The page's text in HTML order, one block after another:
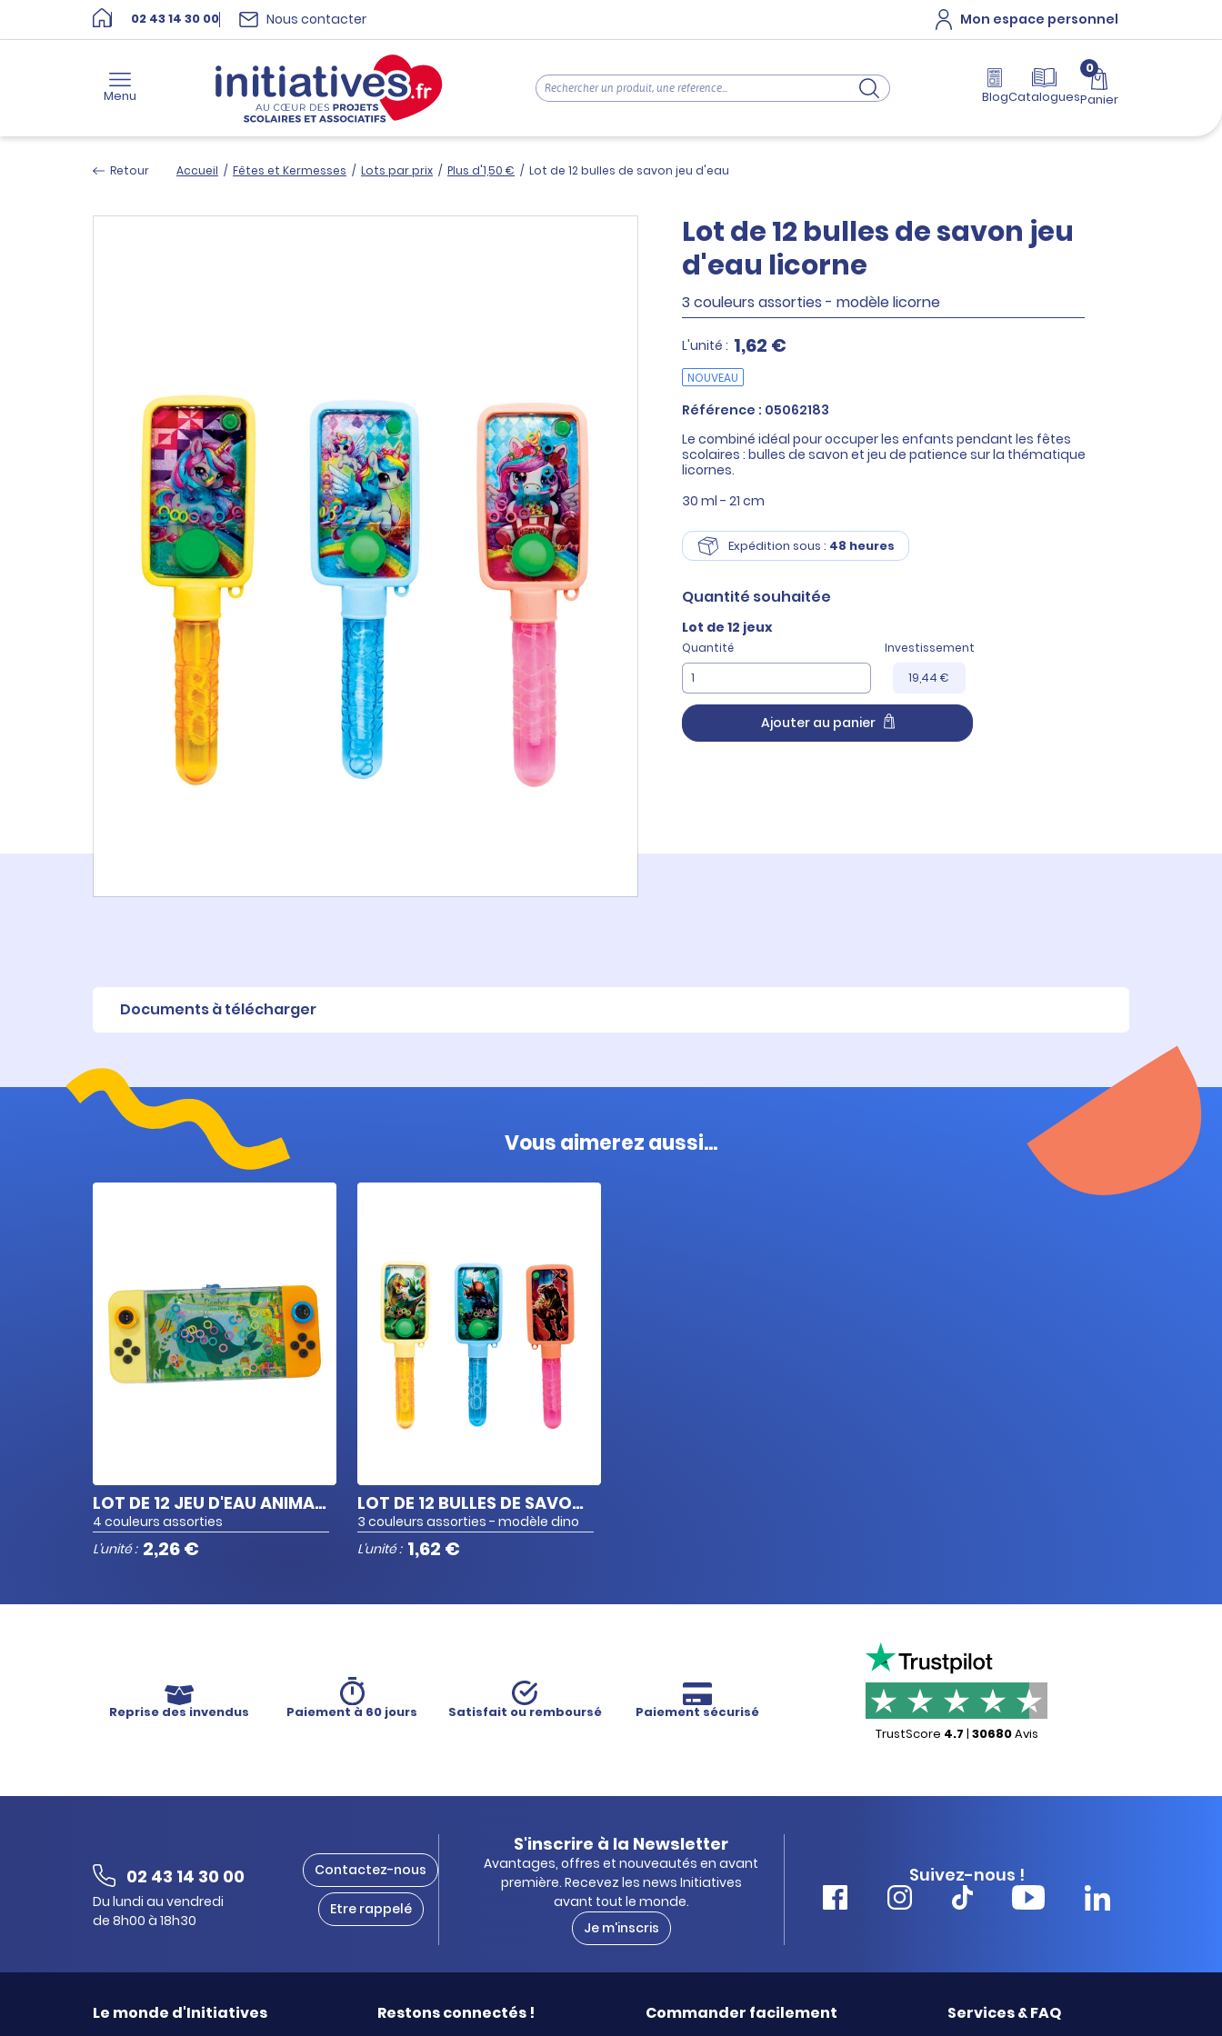
02 43 14 30 00 Nous contacter Mon espace personnel
Menu BlogCatalogues
0
Panier
Retour Accueil / Fêtes et Kermesses / Lots par prix / Plus d'1,50 € / Lot de 12 bulles de savon jeu d'eau
Lot de 12 bulles de savon jeu
d'eau licorne
3 couleurs assorties - modèle licorne
L'unité : 1,62 €
NOUVEAU
Référence : 05062183
Le combiné idéal pour occuper les enfants pendant les fêtes
scolaires : bulles de savon et jeu de patience sur la thématique
licornes.
30 ml - 21 cm
Expédition sous : 48 heures
Quantité souhaitée
Lot de 12 jeux
Quantité
Investissement
19,44 €
Ajouter au panier
Documents à télécharger
Vous aimerez aussi...
LOT DE 12 JEU D'EAU ANIMAUX MARINS
4 couleurs assorties
L'unité : 2,26 €
LOT DE 12 BULLES DE SAVON JEU D'EAU
3 couleurs assorties - modèle dino
L'unité : 1,62 €
Reprise des invendus Paiement à 60 jours Satisfait ou remboursé
Paiement sécurisé
TrustScore 4.7 | 30680Avis
02 43 14 30 00
Du lundi au vendredi
de 8h00 à 18h30
Contactez-nous
Etre rappelé
S'inscrire à la Newsletter
Avantages, offres et nouveautés en avant
première. Recevez les news Initiatives
avant tout le monde.
Je m'inscris
Suivez-nous !
Le monde d'Initiatives Restons connectés ! Commander facilement Services & FAQ